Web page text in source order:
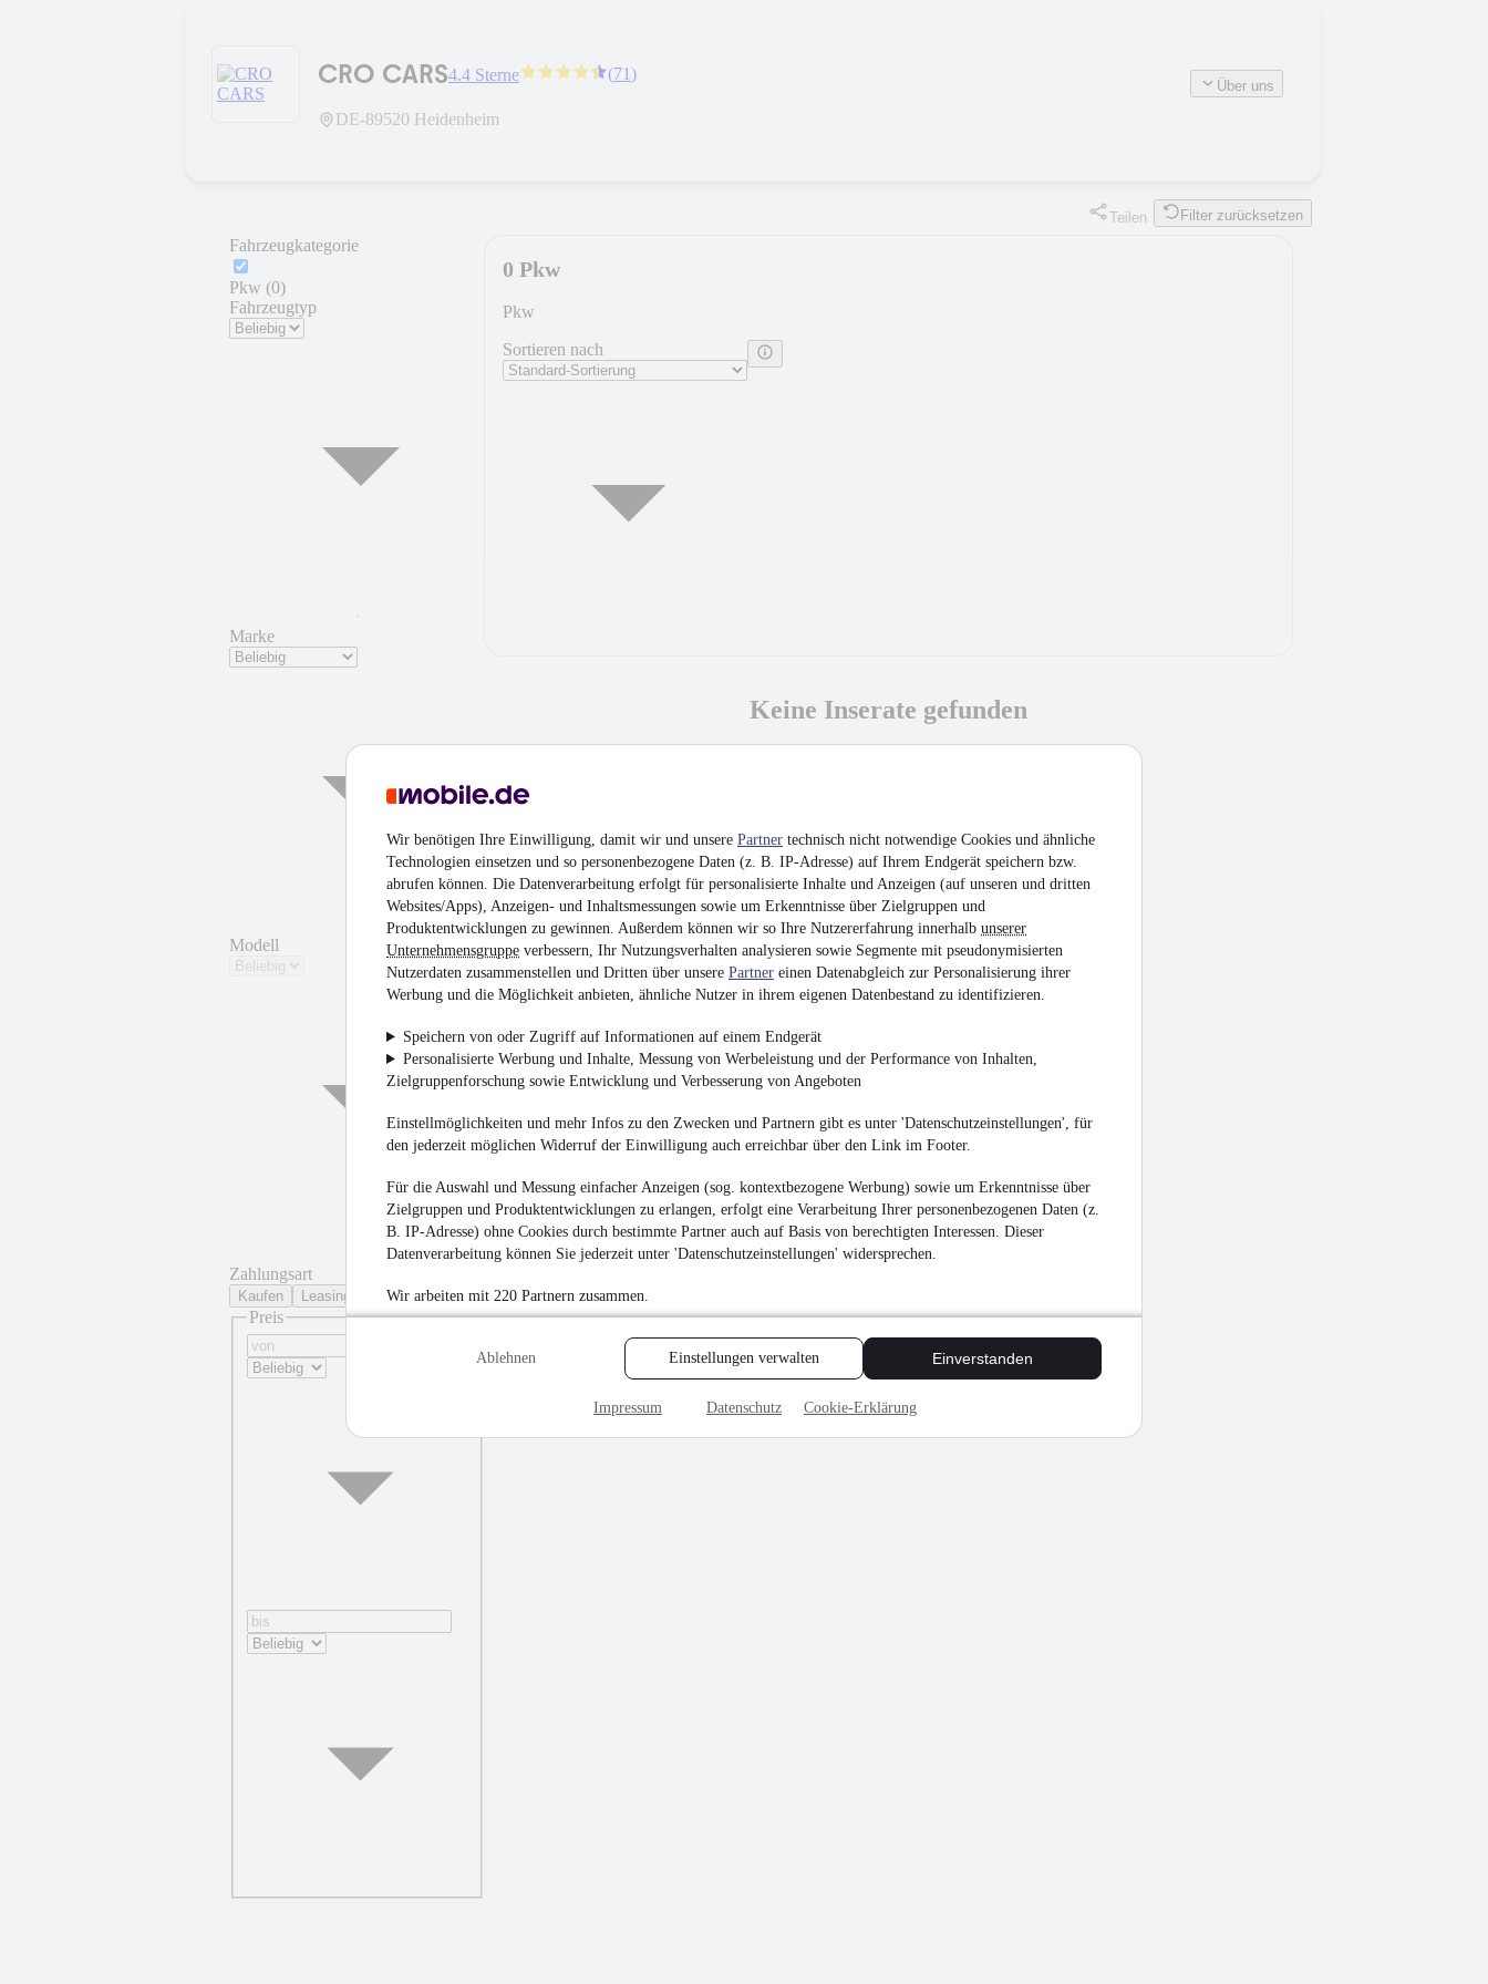
Wir benötigen Ihre Einwilligung, damit wir und unsere Partner technisch nicht notwendige Cookies und ähnliche
Technologien einsetzen und so personenbezogene Daten (z. B. IP-Adresse) auf Ihrem Endgerät speichern bzw.
abrufen können. Die Datenverarbeitung erfolgt für personalisierte Inhalte und Anzeigen (auf unseren und dritten
Websites/Apps), Anzeigen- und Inhaltsmessungen sowie um Erkenntnisse über Zielgruppen und
Produktentwicklungen zu gewinnen. Außerdem können wir so Ihre Nutzererfahrung innerhalb unserer
Unternehmensgruppe verbessern, Ihr Nutzungsverhalten analysieren sowie Segmente mit pseudonymisierten
Nutzerdaten zusammenstellen und Dritten über unsere Partner einen Datenabgleich zur Personalisierung ihrer
Werbung und die Möglichkeit anbieten, ähnliche Nutzer in ihrem eigenen Datenbestand zu identifizieren.
Speichern von oder Zugriff auf Informationen auf einem Endgerät
Personalisierte Werbung und Inhalte, Messung von Werbeleistung und der Performance von Inhalten,
Zielgruppenforschung sowie Entwicklung und Verbesserung von Angeboten
Einstellmöglichkeiten und mehr Infos zu den Zwecken und Partnern gibt es unter 'Datenschutzeinstellungen', für
den jederzeit möglichen Widerruf der Einwilligung auch erreichbar über den Link im Footer.
Für die Auswahl und Messung einfacher Anzeigen (sog. kontextbezogene Werbung) sowie um Erkenntnisse über
Zielgruppen und Produktentwicklungen zu erlangen, erfolgt eine Verarbeitung Ihrer personenbezogenen Daten (z.
B. IP-Adresse) ohne Cookies durch bestimmte Partner auch auf Basis von berechtigten Interessen. Dieser
Datenverarbeitung können Sie jederzeit unter 'Datenschutzeinstellungen' widersprechen.
Wir arbeiten mit 220 Partnern zusammen.
Ablehnen Einstellungen verwalten Einverstanden
Impressum Datenschutz Cookie-Erklärung
CRO CARS4.4 Sterne (71)
DE-89520 Heidenheim
Über uns
Teilen Filter zurücksetzen
Fahrzeugkategorie
Pkw (0)
Fahrzeugtyp
Marke
Modell
Zahlungsart
Kaufen Leasing
Preis
0 Pkw
Pkw
Sortieren nach
Keine Inserate gefunden